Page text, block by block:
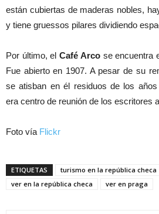
están cubiertas de maderas nobles,
y tiene gruessos pilares dividiendo
Por último, elCafé Arcose encuentra
Fue abierto en 1907. A pesar de su
se atisban en él residuos de los
era centro de reunión de los escritores
Foto vía Flickr
ETIQUETAS turismo en la república checa
ver en la república checa
ver en praga